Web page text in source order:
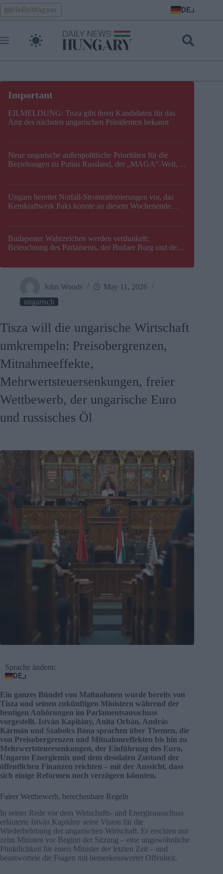
Skip
to
content
HelloMagyar DE
EILMELDUNG: Tisza gibt ihren Kandidaten für das
Amt des nächsten ungarischen Präsidenten bekannt
Neue ungarische außenpolitische Prioritäten für die
Beziehungen zu Putins Russland, der „MAGA“-Welt,
Ungarn bereitet Notfall-Stromrationierungen vor, das
Kernkraftwerk Paks könnte an diesem Wochenende
Budapester Wahrzeichen werden verdunkelt:
Beleuchtung des Parlaments, der Budaer Burg und der
John Woods
May 11, 2026
ungarisch
Tisza will die ungarische Wirtschaft
umkrempeln: Preisobergrenzen,
Mitnahmeeffekte,
Mehrwertsteuersenkungen, freier
Wettbewerb, der ungarische Euro
und russisches Öl
Sprache ändern:
DE
Ein ganzes Bündel von Maßnahmen wurde bereits von
Tisza und seinen zukünftigen Ministern während der
heutigen Anhörungen im Parlamentsausschuss
vorgestellt. István Kapitány, Anita Orbán, András
Kármán und Szabolcs Bóna sprachen über Themen, die
von Preisobergrenzen und Mitnahmeeffekten bis hin zu
Mehrwertsteuersenkungen, der Einführung des Euro,
Ungarns Energiemix und dem desolaten Zustand der
öffentlichen Finanzen reichten – mit der Aussicht, dass
sich einige Reformen noch verzögern könnten.
Fairer Wettbewerb, berechenbare Regeln
In seiner Rede vor dem Wirtschafts- und Energieausschuss
erläuterte István Kapitány seine Vision für die
Wiederbelebung der ungarischen Wirtschaft. Er erschien nur
zehn Minuten vor Beginn der Sitzung – eine ungewöhnliche
Pünktlichkeit für einen Minister der letzten Zeit – und
beantwortete die Fragen mit bemerkenswerter Offenheit.